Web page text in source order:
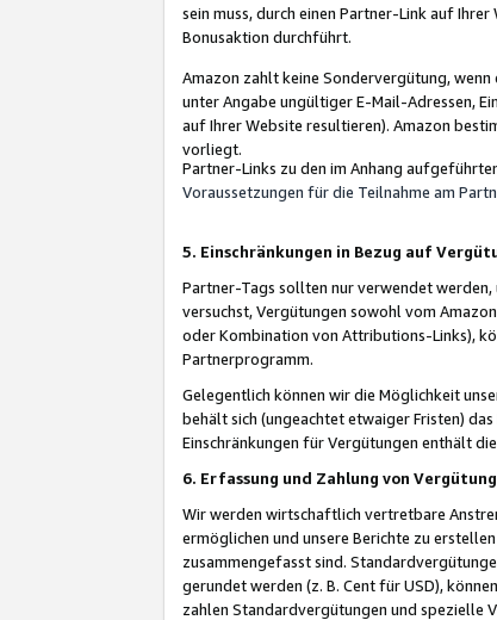
sein muss, durch einen Partner-Link auf
Bonusaktion durchführt.
Amazon zahlt keine Sondervergütung,
unter Angabe ungültiger E-Mail-Adressen,
auf Ihrer Website resultieren). Amazon
vorliegt.
Partner-Links zu den im Anhang
Voraussetzungen für die Teilnahme am
5. Einschränkungen in Bezug auf
Partner-Tags sollten nur verwendet
versuchst, Vergütungen sowohl vom
oder Kombination von Attributions-Links),
Partnerprogramm.
Gelegentlich können wir die Möglichkeit
behält sich (ungeachtet etwaiger Fristen)
Einschränkungen für Vergütungen enthält die
6. Erfassung und Zahlung von
Wir werden wirtschaftlich vertretbare
ermöglichen und unsere Berichte zu
zusammengefasst sind.
gerundet werden (z. B. Cent für USD),
zahlen Standardvergütungen und spezielle